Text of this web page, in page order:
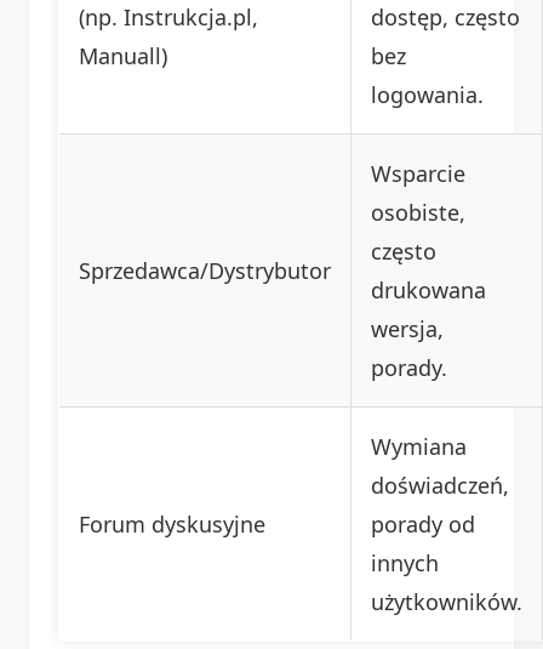
(np. Instrukcja.pl,
Manuall)
dostęp, często
bez
logowania.
Sprzedawca/Dystrybutor
Wsparcie
osobiste,
często
drukowana
wersja,
porady.
Forum dyskusyjne
Wymiana
doświadczeń,
porady od
innych
użytkowników.